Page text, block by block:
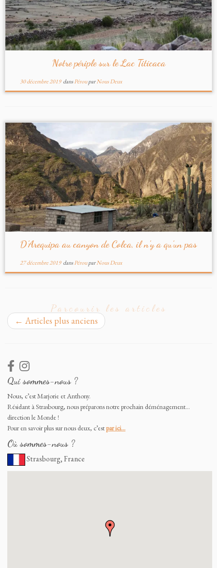
Notre périple sur le Lac Titicaca
30 décembre 2019dansPérouparNous Deux
D’Arequipa au canyon de Colca, il n’y a qu’un pas
27 décembre 2019dansPérouparNous Deux
Parcourir les articles
← Articles plus anciens
Qui sommes-nous ?
Nous, c’est Marjorie et Anthony.
Résidant à Strasbourg, nous préparons notre prochain déménagement…
direction le Monde !
Pour en savoir plus sur nous deux, c’estpar ici…
Où sommes-nous ?
Strasbourg, France